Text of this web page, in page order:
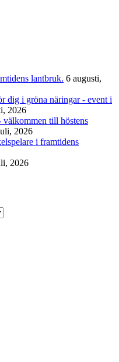
lantbruk. 6 augusti,
dig i gröna näringar - event i
2026
till höstens
2026
i framtidens
2026